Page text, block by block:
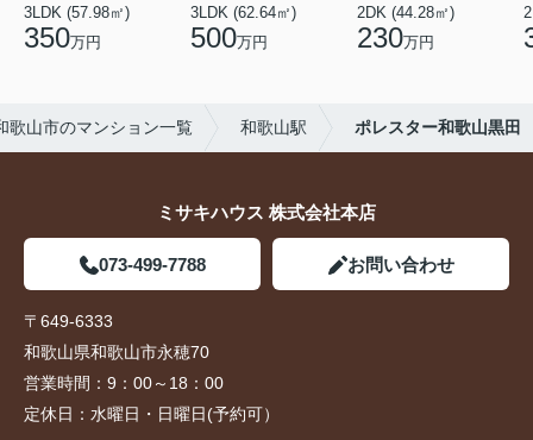
3LDK (57.98㎡)
350万円
3LDK (62.64㎡)
500万円
2DK (44.28㎡)
230万円
歌山市のマンション一覧 和歌山駅 ポレスター和歌山黒田
ミサキハウス 株式会社本店
073-499-7788 お問い合わせ
〒649-6333
和歌山県和歌山市永穂70
営業時間： 9：00～18：00
定休日： 水曜日・日曜日(予約可）